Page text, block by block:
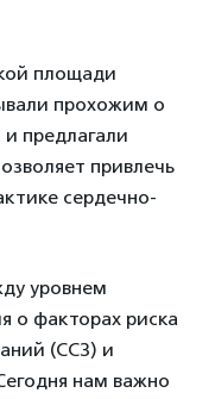
площади
прохожим о
предлагали
привлечь
сердечно-
уровнем
о факторах риска
(ССЗ) и
нам важно